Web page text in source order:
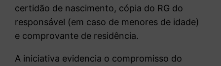
certidão de nascimento, cópia do RG do
responsável (em caso de menores de idade)
e comprovante de residência.
A iniciativa evidencia o compromisso do